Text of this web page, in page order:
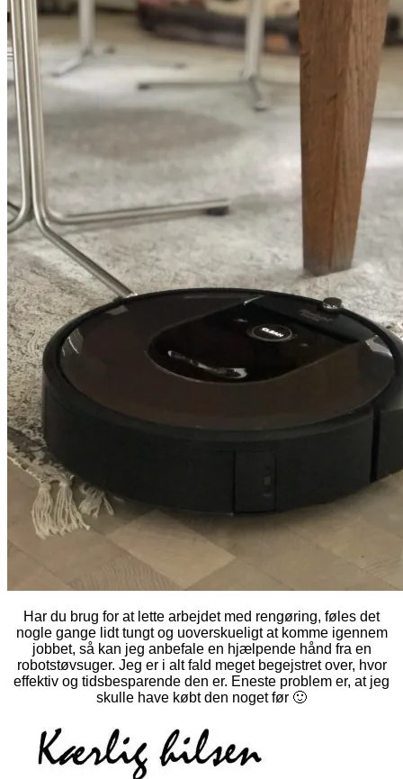
Har du brug for at lette arbejdet med rengøring, føles det
nogle gange lidt tungt og uoverskueligt at komme igennem
jobbet, så kan jeg anbefale en hjælpende hånd fra en
robotstøvsuger. Jeg er i alt fald meget begejstret over, hvor
effektiv og tidsbesparende den er. Eneste problem er, at jeg
skulle have købt den noget før 🙂